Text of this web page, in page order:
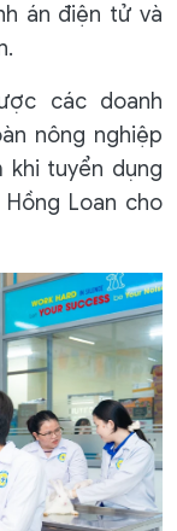
án điện tử và
các doanh
nông nghiệp
khi tuyển dụng
Hồng Loan cho